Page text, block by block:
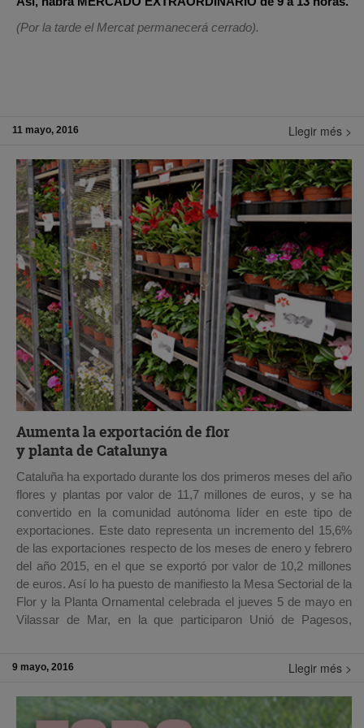
(Por la tarde el Mercat permanecerá cerrado).
11 mayo, 2016 Llegir més >
Aumenta la exportación de flor
y planta de Catalunya
Cataluña ha exportado durante los dos primeros meses del año
flores y plantas por valor de 11,7 millones de euros, y se ha
convertido en la comunidad autónoma líder en este tipo de
exportaciones. Este dato representa un incremento del 15,6%
de las exportaciones respecto de los meses de enero y febrero
del año 2015, en el que se exportó por valor de 10,2 millones
de euros. Así lo ha puesto de manifiesto la Mesa Sectorial de la
Flor y la Planta Ornamental celebrada el jueves 5 de mayo en
Vilassar de Mar, en la que participaron Unió de Pagesos,
d’Agricultors Viveristes de Catalunya, el Mercat de Flor i Planta
Ornamental de Catalunya (CHOC).
9 mayo, 2016 Llegir més >